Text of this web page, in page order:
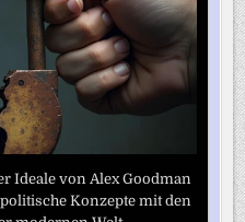
Ideale von Alex Goodman
Konzepte mit den